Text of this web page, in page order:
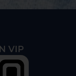
VIP